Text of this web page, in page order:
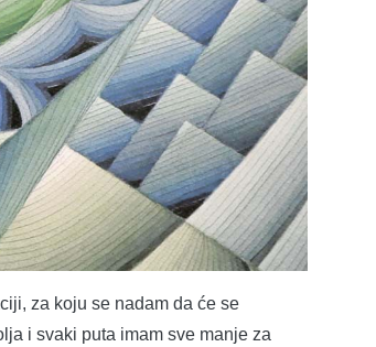
za koju se nadam da će se
i svaki puta imam sve manje za